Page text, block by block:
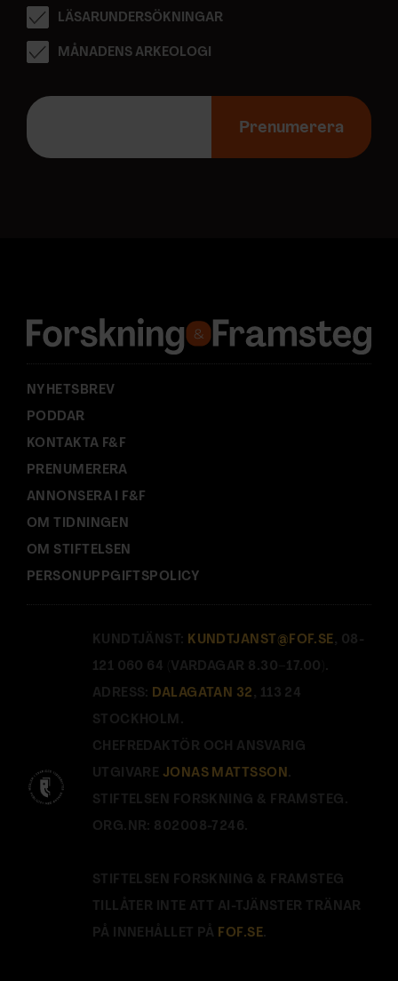
LÄSARUNDERSÖKNINGAR
MÅNADENS ARKEOLOGI
E
p
s
:
Prenumerera
NYHETSBREV
PODDAR
KONTAKTA F&F
PRENUMERERA
ANNONSERA I F&F
OM TIDNINGEN
OM STIFTELSEN
PERSONUPPGIFTSPOLICY
KUNDTJÄNST: KUNDTJANST@FOF.SE , 08-
121 060 64 (VARDAGAR 8.30–17.00).
ADRESS: DALAGATAN 32 , 113 24
STOCKHOLM.
CHEFREDAKTÖR OCH ANSVARIG
UTGIVARE JONAS MATTSSON.
STIFTELSEN FORSKNING & FRAMSTEG.
ORG.NR: 802008-7246.
STIFTELSEN FORSKNING & FRAMSTEG
TILLÅTER INTE ATT AI-TJÄNSTER TRÄNAR
PÅ INNEHÅLLET PÅ FOF.SE.